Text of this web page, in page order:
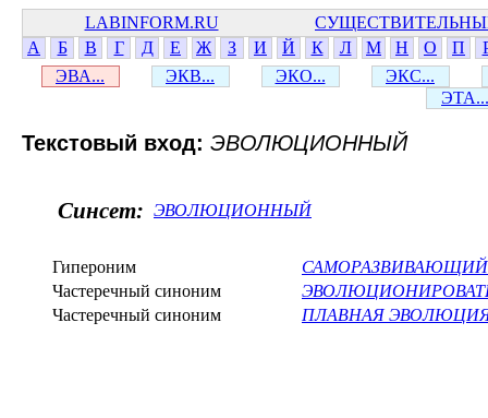
LABINFORM.RU
А
Б В Г Д Е Ж З И Й К Л М Н О П
ЭВА...
ЭКВ... ЭКО...
ЭКС...
ЭТА...
Текстовый вход: ЭВОЛЮЦИОННЫЙ
Синсет: ЭВОЛЮЦИОННЫЙ
Гипероним
Частеречный синоним
Частеречный синоним
ПЛАВНАЯ